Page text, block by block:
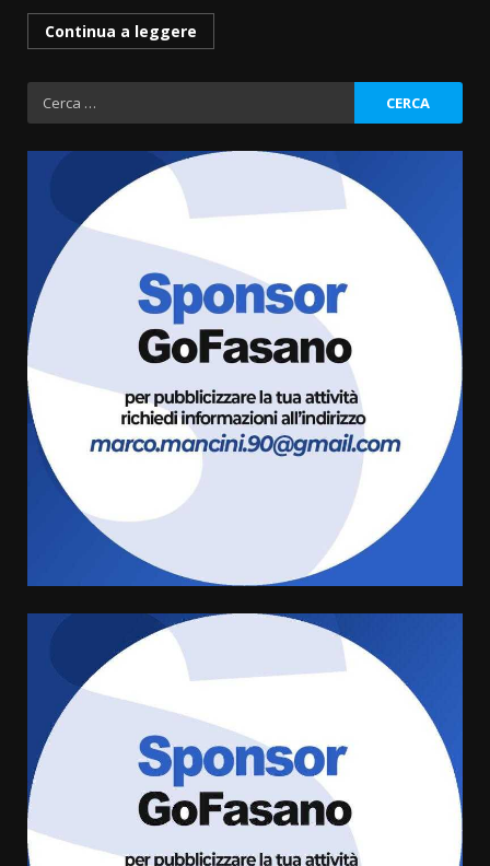
Continua a leggere
Ricerca
per:
Fasanese ferito a colpi di arma
da fuoco
6 Agosto 2026 18:13
Carta d’identità: continua il piano
di aperture straordinarie del
Comune di Fasano
cittadina di Fratelli d’Italia,
pronta a tornare in Consiglio
comunale
6 Agosto 2026 08:00
Cura dei beni comuni e
cittadinanza attiva: online
l’avviso per la gestione
condivisa della Villetta di
Laureto